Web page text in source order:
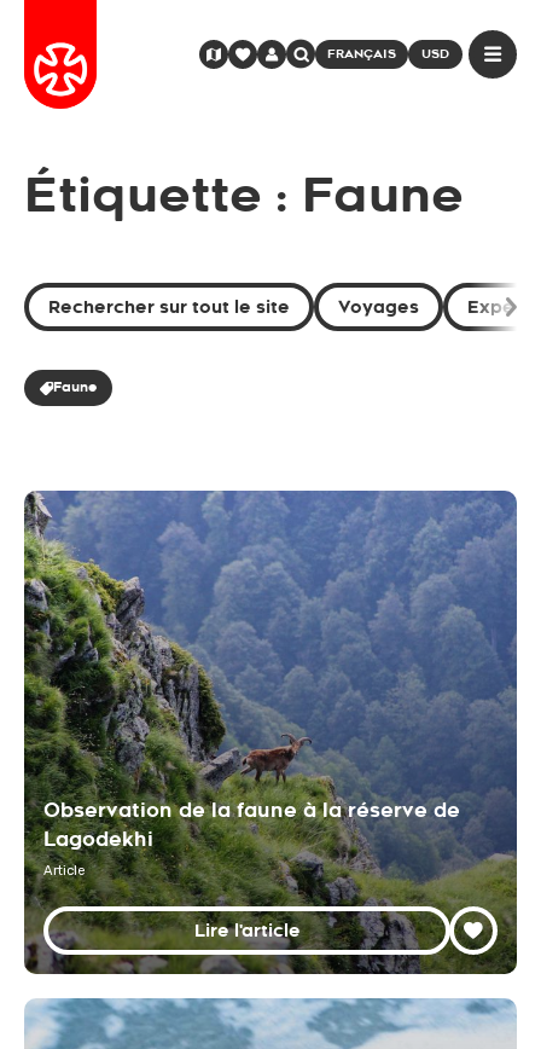
FRANÇAIS USD
Étiquette : Faune
Rechercher sur tout le site Voyages
Faune
Observation de la faune à la réserve de
Lagodekhi
Article
Lire l'article